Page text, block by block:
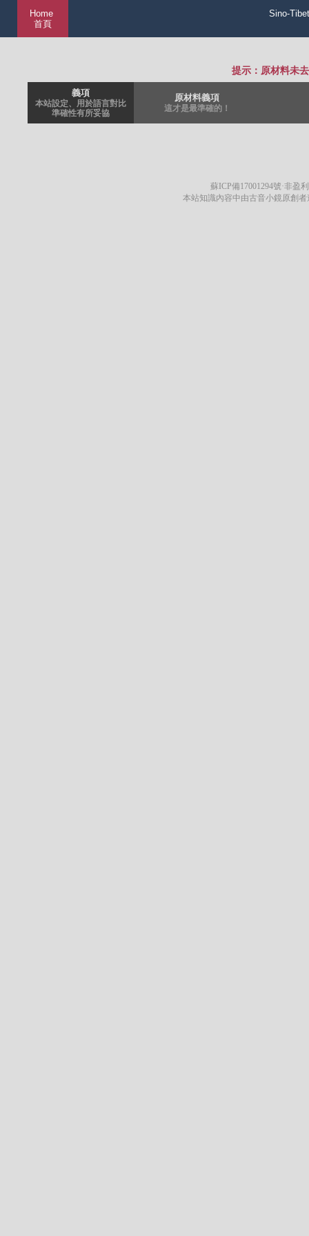
Home
首頁
Sino-
提示：原材料未
義項
本站設定、用於語言對比
準確性有所妥協
原材料義項
這才是最準確的！
蘇ICP備17001294號·非盈
本站知識內容中由古音小鏡原創